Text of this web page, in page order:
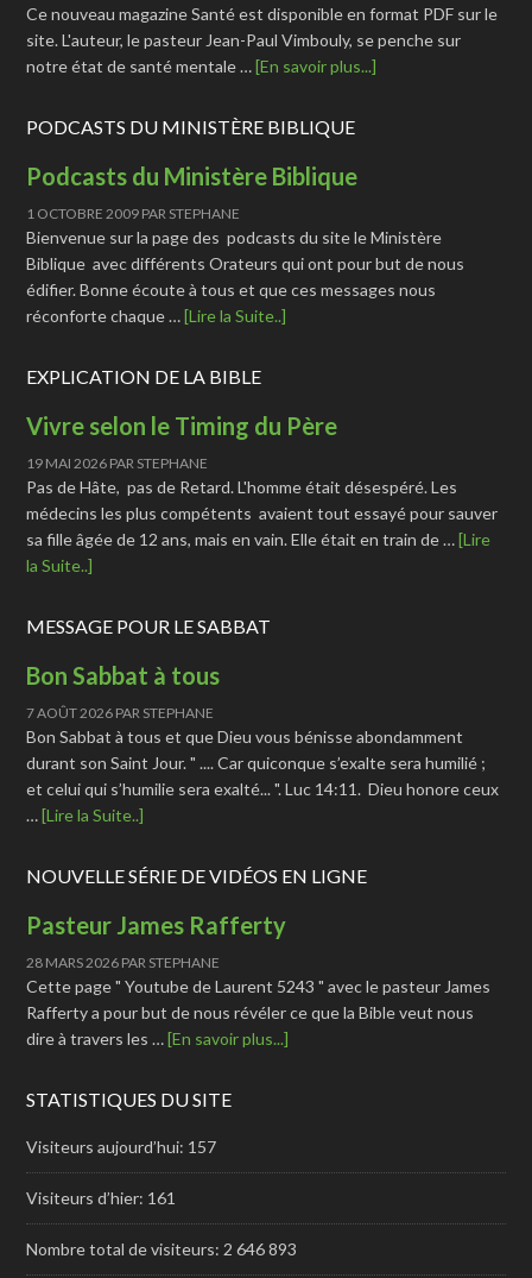
Ce nouveau magazine Santé est disponible en format PDF sur le
site. L'auteur, le pasteur Jean-Paul Vimbouly, se penche sur
notre état de santé mentale …[En savoir plus...]
PODCASTS DU MINISTÈRE BIBLIQUE
Podcasts du Ministère Biblique
1 OCTOBRE 2009 PAR STEPHANE
Bienvenue sur la page des podcasts du site le Ministère
Biblique avec différents Orateurs qui ont pour but de nous
édifier. Bonne écoute à tous et que ces messages nous
réconforte chaque …[Lire la Suite..]
EXPLICATION DE LA BIBLE
Vivre selon le Timing du Père
19 MAI 2026 PAR STEPHANE
Pas de Hâte, pas de Retard. L'homme était désespéré. Les
médecins les plus compétents avaient tout essayé pour sauver
sa fille âgée de 12 ans, mais en vain. Elle était en train de …[Lire
la Suite..]
MESSAGE POUR LE SABBAT
Bon Sabbat à tous
7 AOÛT 2026 PAR STEPHANE
Bon Sabbat à tous et que Dieu vous bénisse abondamment
durant son Saint Jour. " .... Car quiconque s’exalte sera humilié ;
et celui qui s’humilie sera exalté... ". Luc 14:11. Dieu honore ceux
…[Lire la Suite..]
NOUVELLE SÉRIE DE VIDÉOS EN LIGNE
Pasteur James Rafferty
28 MARS 2026 PAR STEPHANE
Cette page " Youtube de Laurent 5243 " avec le pasteur James
Rafferty a pour but de nous révéler ce que la Bible veut nous
dire à travers les …[En savoir plus...]
STATISTIQUES DU SITE
Visiteurs aujourd’hui: 157
Visiteurs d’hier: 161
Nombre total de visiteurs: 2 646 893